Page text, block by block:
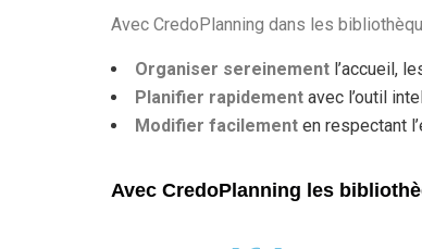
Avec CredoPlanning dans les
Organiser sereinement l’accueil,
Planifier rapidement avec l’outil
Modifier facilement en respectant
Avec CredoPlanning les